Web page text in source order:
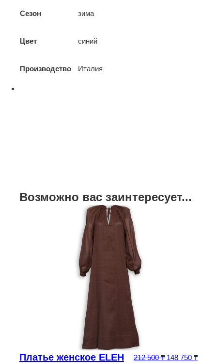
Сезон зима
Цвет синий
Производство Италия
Возможно вас заинтересует...
Платье женское ELEH 212 500₸ 148 750 ₸